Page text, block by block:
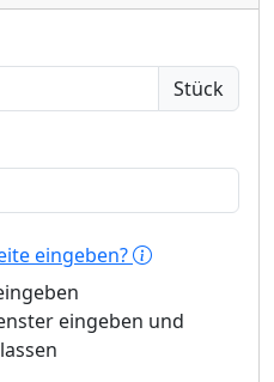
Stück
eingeben?
eingeben und